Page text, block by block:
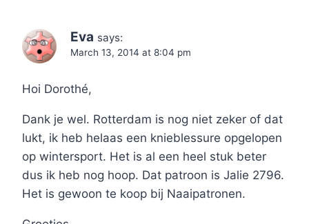
Eva says:
March 13, 2014 at 8:04 pm
Hoi Dorothé,
Dank je wel. Rotterdam is nog niet zeker of dat
lukt, ik heb helaas een knieblessure opgelopen
op wintersport. Het is al een heel stuk beter
dus ik heb nog hoop. Dat patroon is Jalie 2796.
Het is gewoon te koop bij Naaipatronen.